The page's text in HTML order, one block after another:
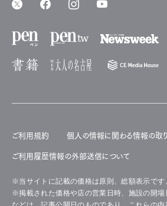
ご利用規約 個人の情報に関わる情報の取
ご利用履歴情報の外部送信について
※当サイトに記載の価格は原則、総額表示です
※掲載された価格や店の営業日時、施設の開